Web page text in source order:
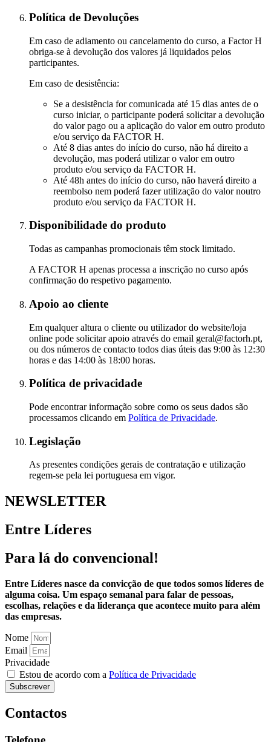
Política de Devoluções
Em caso de adiamento ou cancelamento do curso, a Factor H
obriga-se à devolução dos valores já liquidados pelos
participantes.
Em caso de desistência:
Se a desistência for comunicada até 15 dias antes de o
curso iniciar, o participante poderá solicitar a devolução
do valor pago ou a aplicação do valor em outro produto
e/ou serviço da FACTOR H.
Até 8 dias antes do início do curso, não há direito a
devolução, mas poderá utilizar o valor em outro
produto e/ou serviço da FACTOR H.
Até 48h antes do início do curso, não haverá direito a
reembolso nem poderá fazer utilização do valor noutro
produto e/ou serviço da FACTOR H.
Disponibilidade do produto
Todas as campanhas promocionais têm stock limitado.
A FACTOR H apenas processa a inscrição no curso após
confirmação do respetivo pagamento.
Apoio ao cliente
Em qualquer altura o cliente ou utilizador do website/loja
online pode solicitar apoio através do email geral@factorh.pt,
ou dos números de contacto todos dias úteis das 9:00 às 12:30
horas e das 14:00 às 18:00 horas.
Política de privacidade
Pode encontrar informação sobre como os seus dados são
processamos clicando em Política de Privacidade.
Legislação
As presentes condições gerais de contratação e utilização
regem-se pela lei portuguesa em vigor.
NEWSLETTER
Entre Líderes
Para lá do convencional!
Entre Líderes nasce da convicção de que todos somos líderes de
alguma coisa. Um espaço semanal para falar de pessoas,
escolhas, relações e da liderança que acontece muito para além
das empresas.
Nome
Email
Privacidade
Estou de acordo com a Política de Privacidade
Subscrever
Contactos